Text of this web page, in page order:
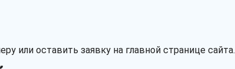
или оставить заявку на главной странице сайта.